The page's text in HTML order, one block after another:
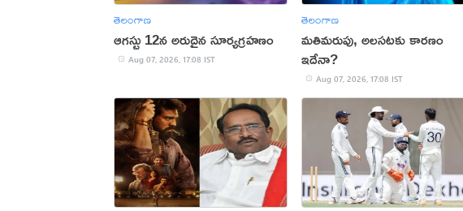
తెలంగాణ
ఆగస్టు 12న అరుదైన సూర్యగ్రహణం
Aug 07, 2026, 17:08 IST
తెలంగాణ
మతిమరుపు, అలసటకు కారణం
ఇదేనా?
Aug 07, 2026, 17:08 IST